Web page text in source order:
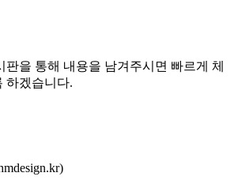
판을 통해 내용을 남겨주시면 빠르게 체
하겠습니다.